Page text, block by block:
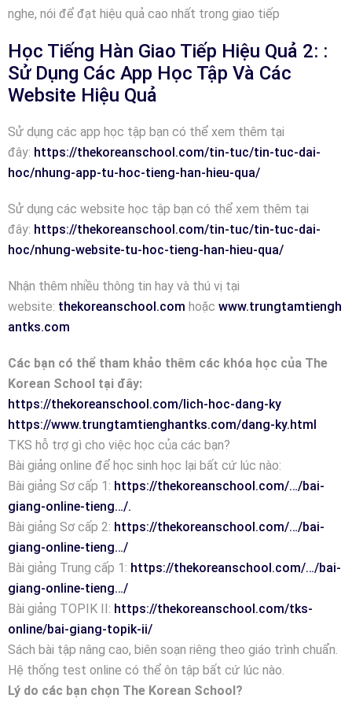
nghe, nói để đạt hiệu quả cao nhất trong giao tiếp
Học Tiếng Hàn Giao Tiếp Hiệu Quả 2: :
Sử Dụng Các App Học Tập Và Các
Website Hiệu Quả
Sử dụng các app học tập bạn có thể xem thêm tại
đây: https://thekoreanschool.com/tin-tuc/tin-tuc-dai-
hoc/nhung-app-tu-hoc-tieng-han-hieu-qua/
Sử dụng các website học tập bạn có thể xem thêm tại
đây: https://thekoreanschool.com/tin-tuc/tin-tuc-dai-
hoc/nhung-website-tu-hoc-tieng-han-hieu-qua/
Nhận thêm nhiều thông tin hay và thú vị tại
website: thekoreanschool.com hoặc www.trungtamtiengh
antks.com
Các bạn có thể tham khảo thêm các khóa học của The
Korean School tại đây:
https://thekoreanschool.com/lich-hoc-dang-ky
https://www.trungtamtienghantks.com/dang-ky.html
TKS hỗ trợ gì cho việc học của các bạn?
Bài giảng online để học sinh học lại bất cứ lúc nào:
Bài giảng Sơ cấp 1: https://thekoreanschool.com/…/bai-
giang-online-tieng…/.
Bài giảng Sơ cấp 2: https://thekoreanschool.com/…/bai-
giang-online-tieng…/
Bài giảng Trung cấp 1: https://thekoreanschool.com/…/bai-
giang-online-tieng…/
Bài giảng TOPIK II: https://thekoreanschool.com/tks-
online/bai-giang-topik-ii/
Sách bài tập nâng cao, biên soạn riêng theo giáo trình chuẩn.
Hệ thống test online có thể ôn tập bất cứ lúc nào.
Lý do các bạn chọn The Korean School?